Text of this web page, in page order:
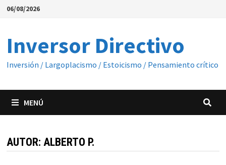
Saltar
06/08/2026
Inversor Directivo
Inversión / Largoplacismo / Estoicismo / Pensamiento crítico
MENÚ
AUTOR: ALBERTO P.